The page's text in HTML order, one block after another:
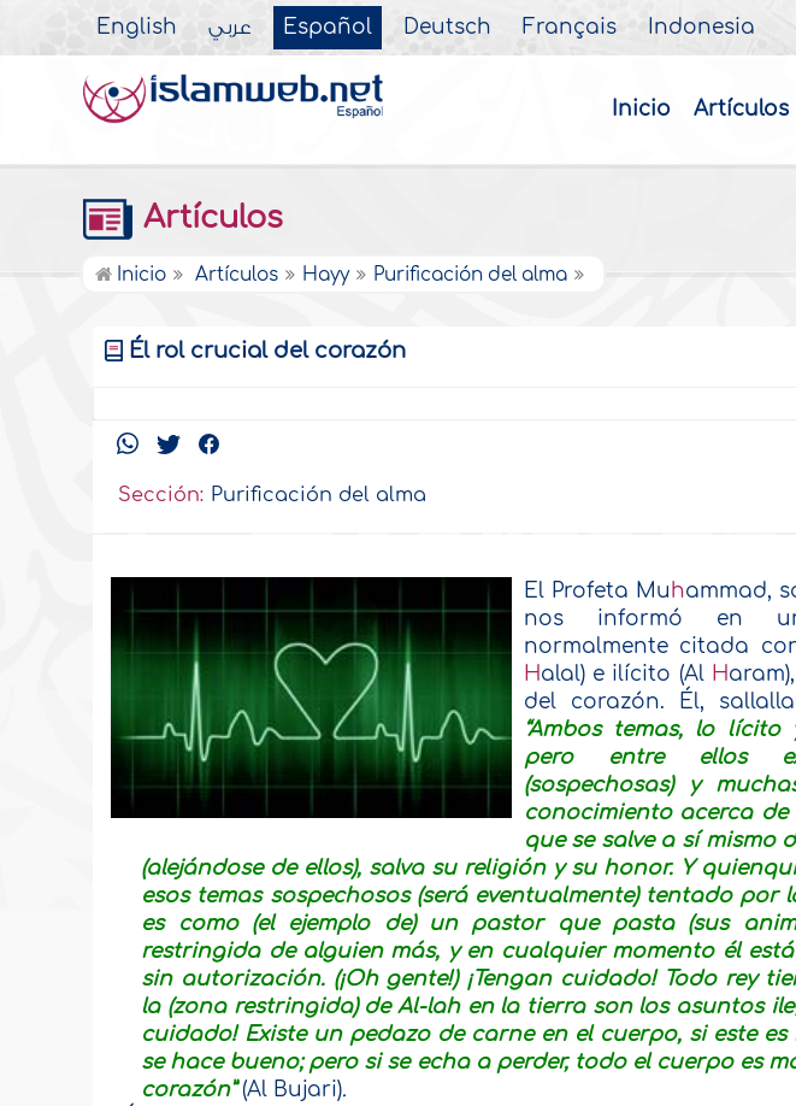
English عربي Español Deutsch Français Indonesia
Inicio Artículos
Artículos
Inicio Artículos Hayy Purificación del alma
Él rol crucial del corazón
Sección: Purificación del alma
El Profeta Muhammad,
nos informó en
normalmente citada
Halal) e ilícito (Al H
del corazón. Él,
“Ambos temas, lo
pero entre ellos
(sospechosas) y
conocimiento acerca de
que se salve a sí mismo
(alejándose de ellos), salva su religión y su honor. Y
esos temas sospechosos (será eventualmente) tentado
es como (el ejemplo de) un pastor que pasta (sus
restringida de alguien más, y en cualquier momento él
sin autorización. (¡Oh gente!) ¡Tengan cuidado! Todo rey
la (zona restringida) de Al-lah en la tierra son los asuntos
cuidado! Existe un pedazo de carne en el cuerpo, si este
se hace bueno; pero si se echa a perder, todo el cuerpo es
corazón”(Al Bujari).